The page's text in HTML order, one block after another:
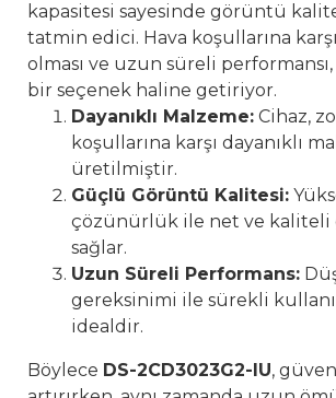
kapasitesi sayesinde görüntü
tatmin edici. Hava koşullarına
olması ve uzun süreli
bir seçenek haline getiriyor.
Dayanıklı Malzeme: Cihaz,
koşullarına karşı dayanıklı
üretilmiştir.
Güçlü Görüntü Kalitesi:
çözünürlük ile net ve
sağlar.
Uzun Süreli Performans:
gereksinimi ile sürekli
idealdir.
Böylece DS-2CD3023G2-IU,